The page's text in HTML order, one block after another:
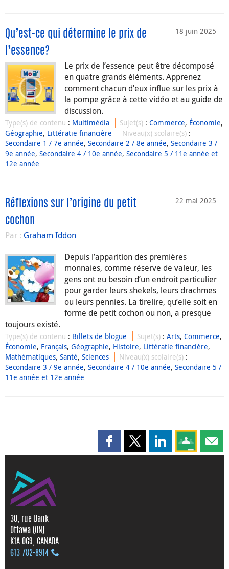
18 juin 2025
Qu’est-ce qui détermine le prix de
l’essence?
Le prix de l’essence peut être décomposé
en quatre grands éléments. Apprenez
comment chacun d’eux influe sur les prix à
la pompe grâce à cette vidéo et au guide de
discussion.
Type(s) de contenu : Multimédia Sujet(s) :Commerce, Économie,
Géographie, Littératie financière Niveau(x) scolaire(s) :
Secondaire 1 / 7e année, Secondaire 2 / 8e année, Secondaire 3 /
9e année, Secondaire 4 / 10e année, Secondaire 5 / 11e année et
12e année
22 mai 2025
Réflexions sur l’origine du petit
cochon
Par : Graham Iddon
Depuis l’apparition des premières
monnaies, comme réserve de valeur, les
gens ont eu besoin d’un endroit particulier
pour garder leurs shekels, leurs drachmes
ou leurs pennies. La tirelire, qu’elle soit en
forme de petit cochon ou non, a presque
toujours existé.
Type(s) de contenu : Billets de blogue Sujet(s) :Arts,Commerce,
Économie, Français, Géographie, Histoire, Littératie financière,
Mathématiques, Santé, Sciences Niveau(x) scolaire(s) :
Secondaire 3 / 9e année, Secondaire 4 / 10e année, Secondaire 5 /
11e année et 12e année
Partager cette page sur
Partager cette page sur X
Partager cette
Partagez
30, rue Bank
Ottawa (ON)
K1A 0G9, CANADA
613 782‑8914